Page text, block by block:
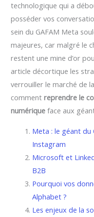
technologique qui a
posséder vos
sein du GAFAM Meta
majeures, car malgré le
restent une mine d’or
article décortique les
verrouiller le marché de
commentreprendre le
numérique face aux
Meta : le géant du
Instagram
Microsoft et
B2B
Pourquoi vos
Alphabet ?
Les enjeux de la